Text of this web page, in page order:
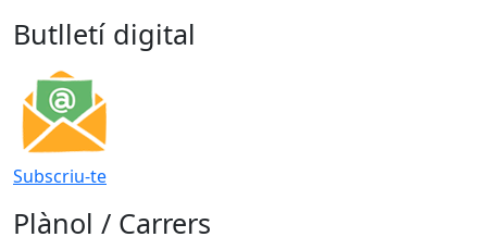
Butlletí digital
Subscriu-te
Plànol / Carrers